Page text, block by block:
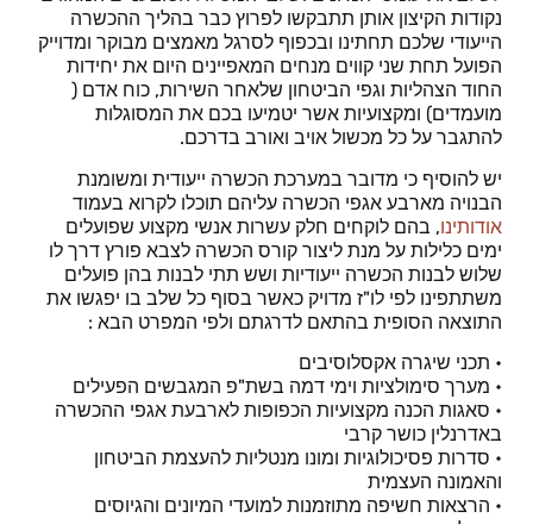
נקודות הקיצון אותן תתבקשו לפרוץ כבר בהליך ההכשרה
הייעודי שלכם תחתינו ובכפוף לסרגל מאמצים מבוקר ומדוייק
הפועל תחת שני קווים מנחים המאפיינים היום את יחידות
החוד הצהליות וגפי הביטחון שלאחר השירות, כוח אדם (
מועמדים) ומקצועיות אשר יטמיעו בכם את המסוגלות
להתגבר על כל מכשול אויב ואורב בדרכם.
יש להוסיף כי מדובר במערכת הכשרה ייעודית ומשומנת
הבנויה מארבע אגפי הכשרה עליהם תוכלו לקרוא בעמוד
אודותינו, בהם לוקחים חלק עשרות אנשי מקצוע שפועלים
ימים כלילות על מנת ליצור קורס הכשרה לצבא פורץ דרך לו
שלוש לבנות הכשרה ייעודיות ושש תתי לבנות בהן פועלים
משתתפינו לפי לו"ז מדויק כאשר בסוף כל שלב בו יפגשו את
התוצאה הסופית בהתאם לדרגתם ולפי המפרט הבא :
• תכני שיגרה אקסלוסיבים
• מערך סימולציות וימי דמה בשת"פ המגבשים הפעילים
• סאגות הכנה מקצועיות הכפופות לארבעת אגפי ההכשרה
באדרנלין כושר קרבי
• סדרות פסיכולוגיות ומונו מנטליות להעצמת הביטחון
והאמונה העצמית
• הרצאות חשיפה מתוזמנות למועדי המיונים והגיוסים